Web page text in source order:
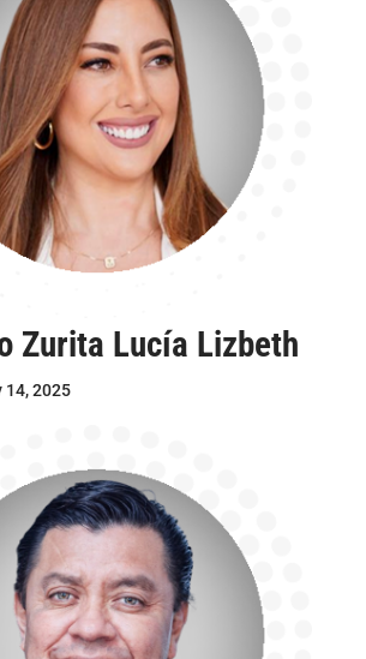
Zurita Lucía Lizbeth
14, 2025